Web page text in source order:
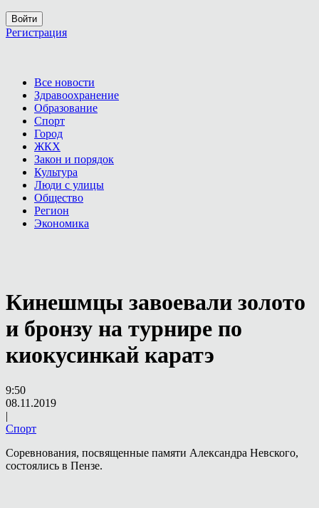
Войти
Регистрация
Все новости
Здравоохранение
Образование
Спорт
Город
ЖКХ
Закон и порядок
Культура
Люди с улицы
Общество
Регион
Экономика
Кинешмцы завоевали золото
и бронзу на турнире по
киокусинкай каратэ
9:50
08.11.2019
|
Спорт
Соревнования, посвященные памяти Александра Невского,
состоялись в Пензе.